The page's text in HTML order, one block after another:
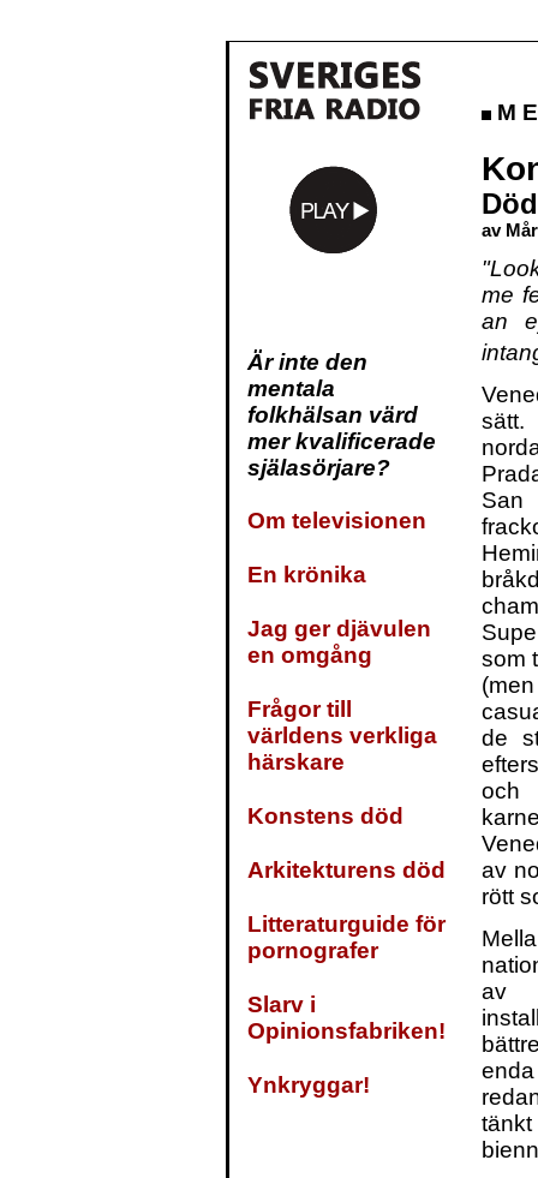
M
Är inte den
mentala
folkhälsan värd
mer kvalificerade
själasörjare?
Om televisionen
En krönika
Jag ger djävulen
en omgång
Frågor till
världens verkliga
härskare
Konstens död
Arkitekturens död
Litteraturguide för
pornografer
Slarv i
Opinionsfabriken!
Ynkryggar!
D
av
me
an
som
de
och
av
rött
av